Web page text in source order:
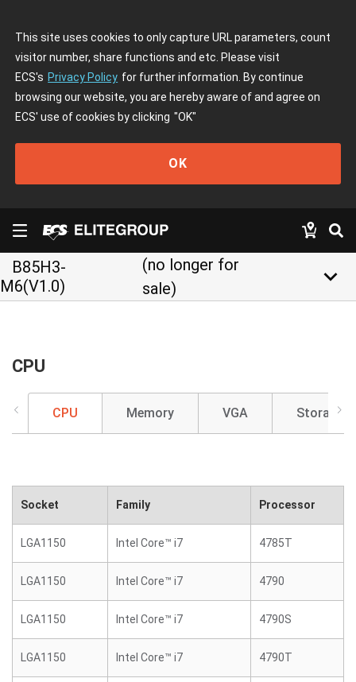
This site uses cookies to only capture URL parameters, count
visitor number, share functions and etc. Please visit
ECS's Privacy Policy for further information. By continue
browsing our website, you are hereby aware of and agree on
ECS' use of cookies by clicking "OK"
OK
B85H3-
M6(V1.0)
(no longer for
sale)
keyboard_arrow_down
CPU
CPU Memory VGA Storage
Socket Family Processor
LGA1150 Intel Core™ i7 4785T
LGA1150 Intel Core™ i7 4790
LGA1150 Intel Core™ i7 4790S
LGA1150 Intel Core™ i7 4790T